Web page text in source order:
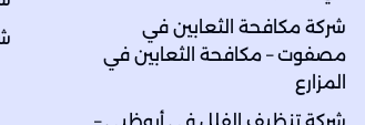
شركة مكافحة الثعابين في
مصفوت – مكافحة الثعابين في
المزارع